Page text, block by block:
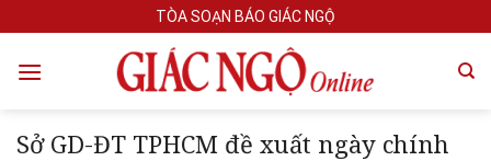
to
content
TÒA SOẠN BÁO GIÁC NGỘ
Sở GD-ĐT TPHCM đề xuất ngày chính